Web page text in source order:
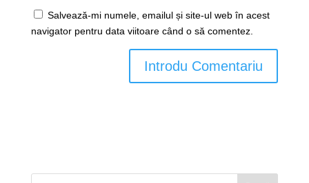
Salvează-mi numele, emailul și site-ul web în acest
navigator pentru data viitoare când o să comentez.